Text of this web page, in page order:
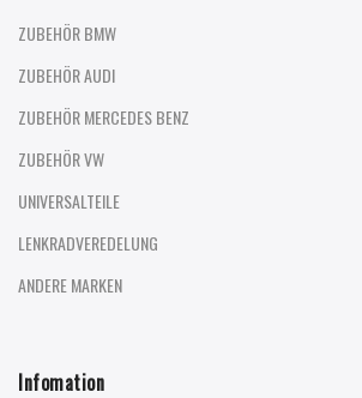
ZUBEHÖR BMW
ZUBEHÖR AUDI
ZUBEHÖR MERCEDES BENZ
ZUBEHÖR VW
UNIVERSALTEILE
LENKRADVEREDELUNG
ANDERE MARKEN
Infomation